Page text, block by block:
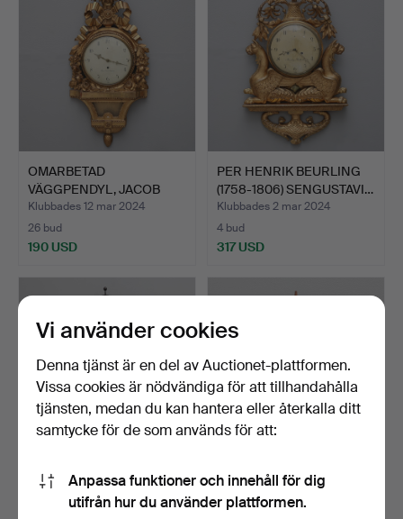
OMARBETAD
VÄGGPENDYL, JACOB
KOCK, STOCKHOL…
Klubbades 12 mar 2024
26 bud
190 USD
PER HENRIK BEURLING
(1758-1806) SENGUSTAVI…
Klubbades 2 mar 2024
4 bud
317 USD
LODREGULATOR, GUSTAV
BECKER, nyrenässans, …
Klubbades 7 feb 2024
GEORGE NELSON.
VÄGGUR, "SUNBURST",
VITRA D…
Klubbades 30 jan 2024
Vi använder cookies
Denna tjänst är en del av Auctionet-plattformen.
Vissa cookies är nödvändiga för att tillhandahålla
tjänsten, medan du kan hantera eller återkalla ditt
samtycke för de som används för att:
Anpassa funktioner och innehåll för dig
utifrån hur du använder plattformen.